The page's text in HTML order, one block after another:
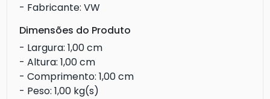
- Fabricante: VW
Dimensões do Produto
- Largura: 1,00 cm
- Altura: 1,00 cm
- Comprimento: 1,00 cm
- Peso: 1,00 kg(s)